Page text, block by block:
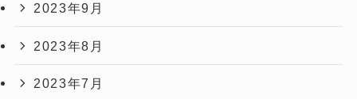
2023年9月
2023年8月
2023年7月